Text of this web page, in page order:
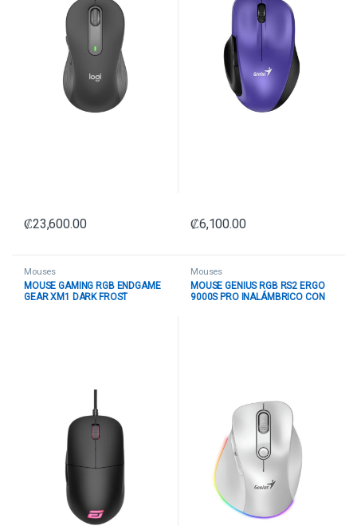
₡23,600.00 ₡6,100.00
Mouses
MOUSE GAMING RGB ENDGAME
GEAR XM1 DARK FROST
Mouses
MOUSE GENIUS RGB RS2 ERGO
9000S PRO INALÁMBRICO CON